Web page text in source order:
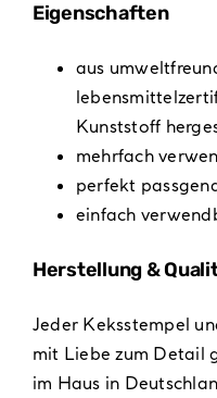
Eigenschaften
aus
Kunststoff
mehrfach
perfekt
einfach
Herstellung &
Jeder Keksstempel
mit Liebe zum Detail
im Haus in